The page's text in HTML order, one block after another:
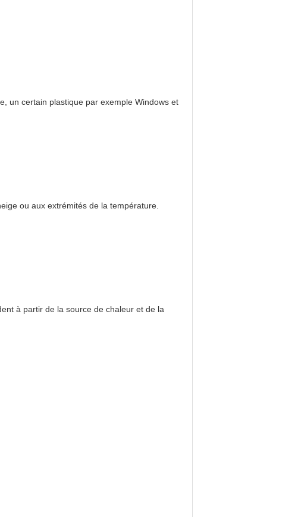
un certain plastique par exemple Windows et
ou aux extrémités de la température.
à partir de la source de chaleur et de la